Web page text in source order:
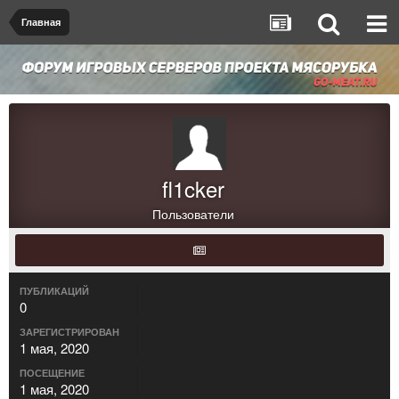
Главная
fl1cker
Пользователи
ПУБЛИКАЦИЙ
0
ЗАРЕГИСТРИРОВАН
1 мая, 2020
ПОСЕЩЕНИЕ
1 мая, 2020